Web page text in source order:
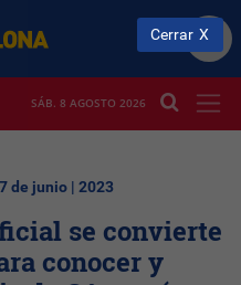
SÁB. 8 AGOSTO 2026
de junio | 2023
se convierte
conocer y
Cerrar